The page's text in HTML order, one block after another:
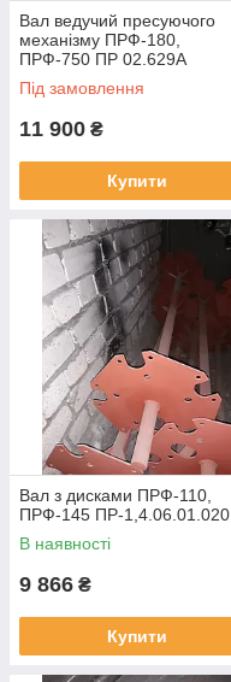
Вал ведучий пресуючого
механізму ПРФ-180,
ПРФ-750 ПР 02.629А
Під замовлення
11 900 ₴
Купити
Вал з дисками ПРФ-110,
ПРФ-145 ПР-1,4.06.01.020
В наявності
9 866 ₴
Купити